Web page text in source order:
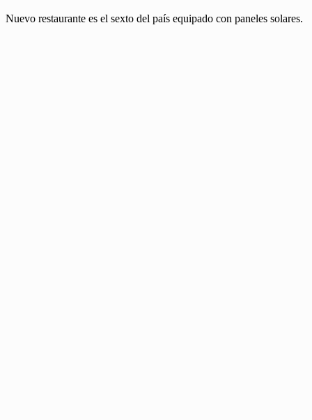
Nuevo restaurante es el sexto del país equipado con paneles solares.